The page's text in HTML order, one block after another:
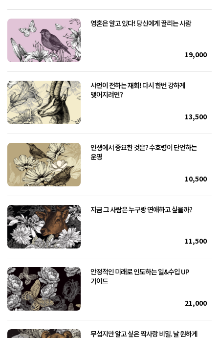
영혼은 알고 있다! 당신에게 끌리는 사람
19,000
샤먼이 전하는 재회! 다시 한번 강하게
맺어지려면?
13,500
인생에서 중요한 것은? 수호령이 단언하는
운명
10,500
지금 그 사람은 누구랑 연애하고 싶을까?
11,500
안정적인 미래로 인도하는 일&수입 UP
가이드
21,000
무섭지만 알고 싶은 짝사랑 비밀. 날 원하게